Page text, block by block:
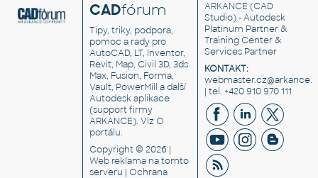
CADfórum
Tipy, triky, podpora,
pomoc a rady pro
AutoCAD, LT, Inventor,
Revit, Map, Civil 3D, 3ds
Max, Fusion, Forma,
Vault, PowerMill a další
Autodesk aplikace
(support firmy
ARKANCE). VizO
portálu.
Copyright © 2026 |
Web reklama na tomto
serveru |Ochrana
ARKANCE (CAD
Studio) - Autodesk
Platinum Partner &
Training Center &
Services Partner
KONTAKT:
| tel. +420 910 970 111